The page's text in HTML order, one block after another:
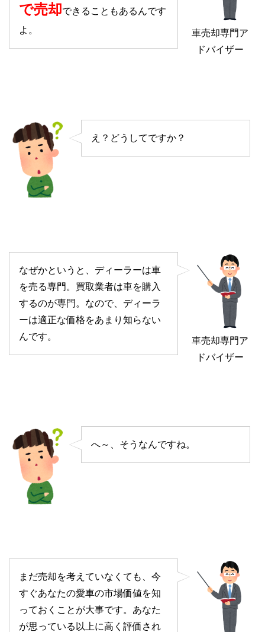
車売却専門ア
ドバイザー
で売却できることもあるんです
よ。
え？どうしてですか？
車売却専門ア
ドバイザー
なぜかというと、ディーラーは車
を売る専門。買取業者は車を購入
するのが専門。なので、ディーラ
ーは適正な価格をあまり知らない
んです。
へ～、そうなんですね。
まだ売却を考えていなくても、今
すぐあなたの愛車の市場価値を知
っておくことが大事です。あなた
が思っている以上に高く評価され